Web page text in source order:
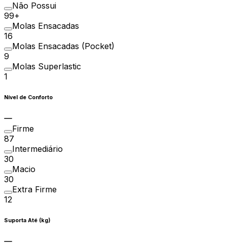
Não Possui
99+
Molas Ensacadas
16
Molas Ensacadas (Pocket)
9
Molas Superlastic
1
Nível de Conforto
Firme
87
Intermediário
30
Macio
30
Extra Firme
12
Suporta Até (kg)